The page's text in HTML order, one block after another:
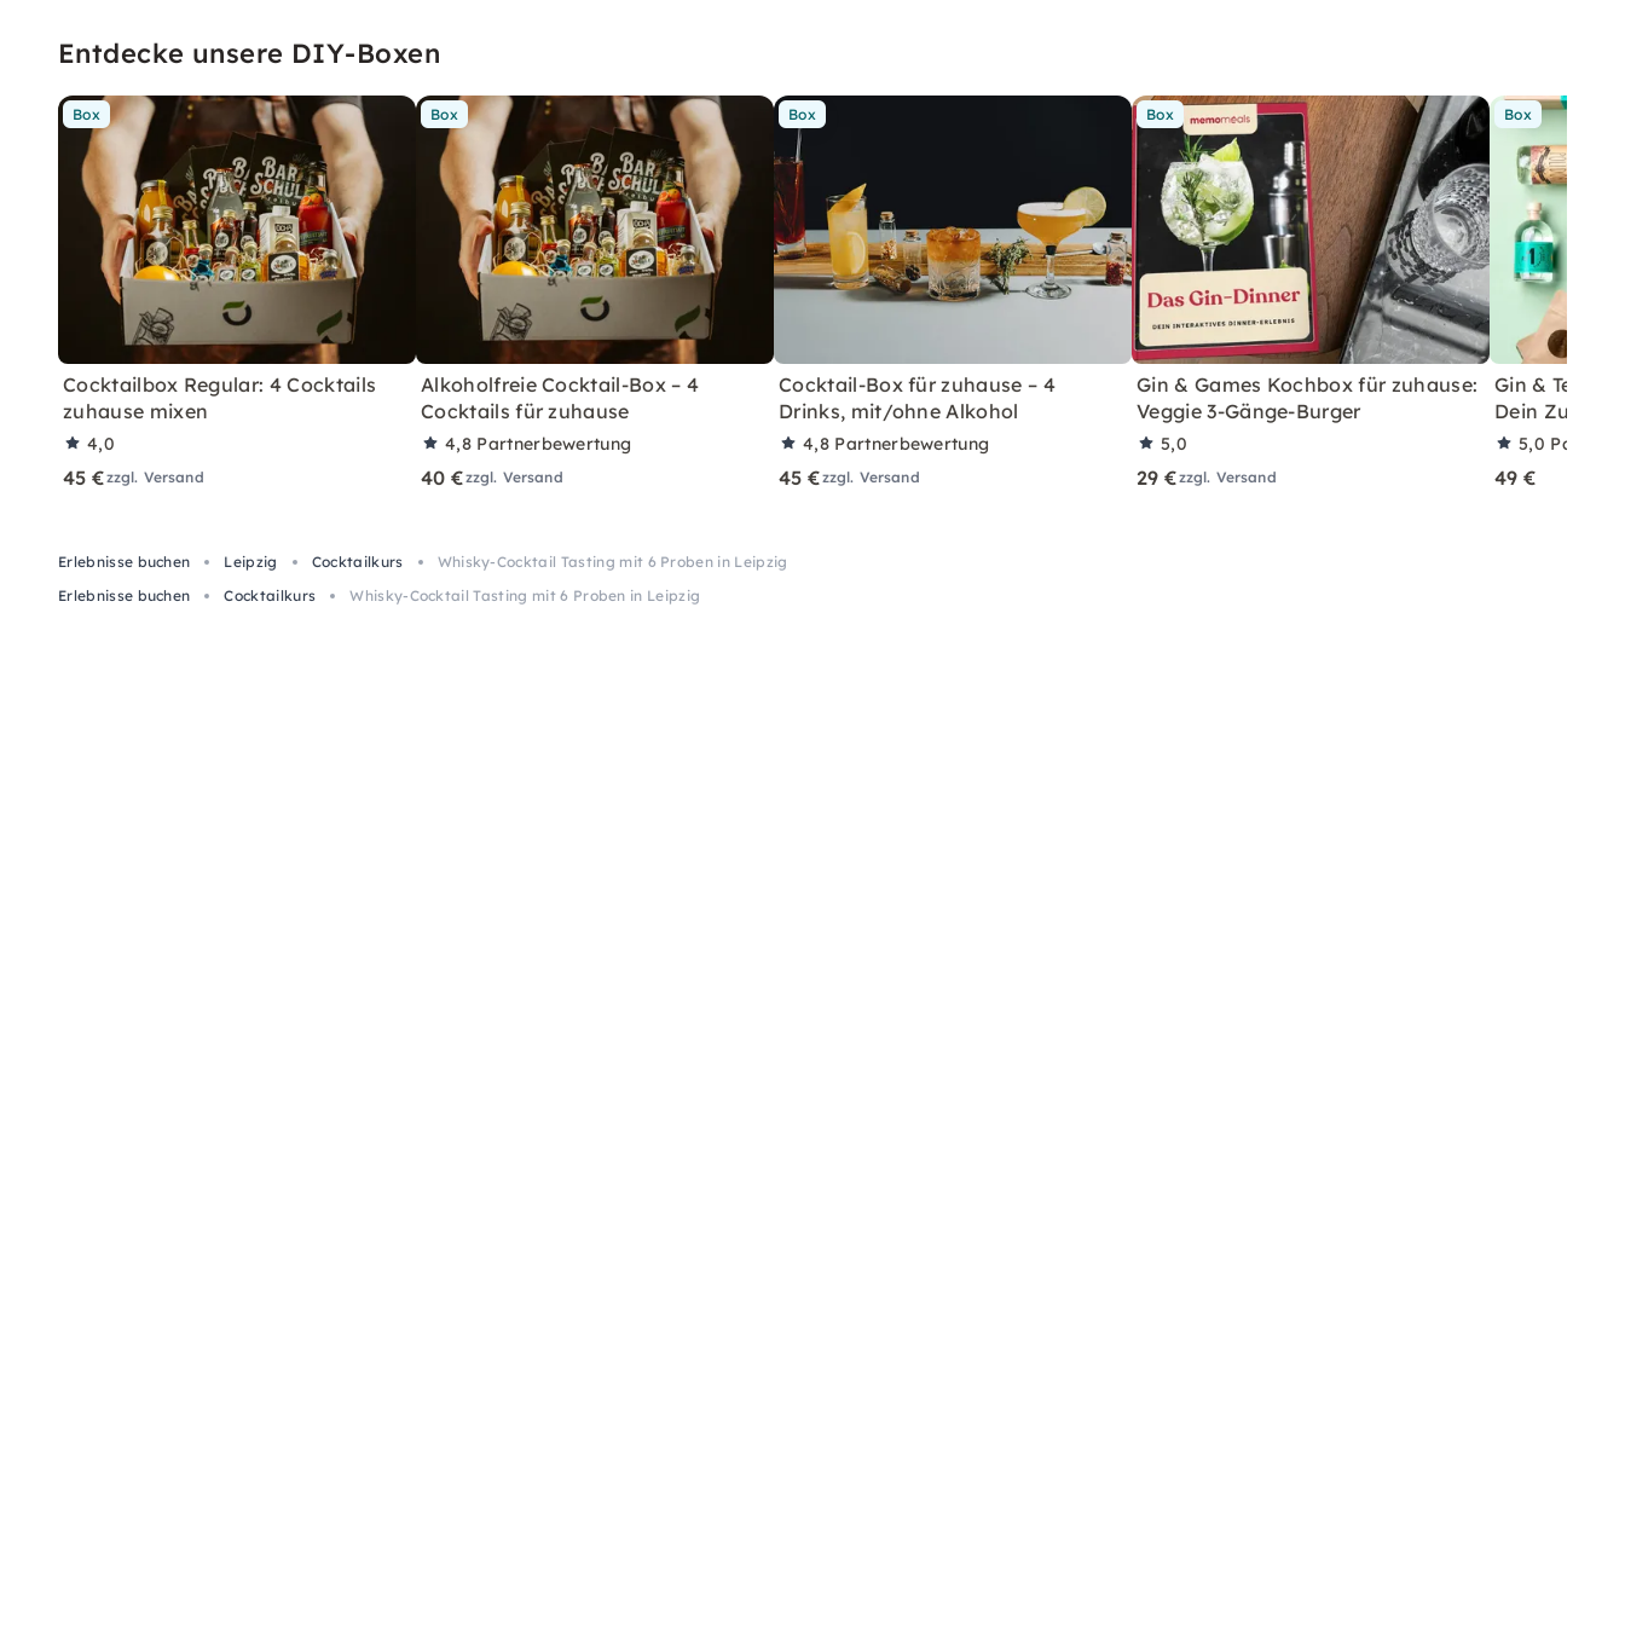
Entdecke unsere DIY-Boxen
Box
Cocktailbox Regular: 4 Cocktails
zuhause mixen
4,0
45 €zzgl. Versand
Box
Alkoholfreie Cocktail-Box – 4
Cocktails für zuhause
4,8 Partnerbewertung
40 €zzgl. Versand
Box
Cocktail-Box für zuhause – 4
Drinks, mit/ohne Alkohol
4,8 Partnerbewertung
45 €zzgl. Versand
Box
Gin & Games Kochbox für zuhause:
Veggie 3-Gänge-Burger
5,0
29 €zzgl. Versand
Box
Gin & Tea
Dein
5,0
49 €
Erlebnisse buchen Leipzig Cocktailkurs
Whisky-Cocktail Tasting mit 6 Proben in Leipzig
Erlebnisse buchen
Cocktailkurs Whisky-Cocktail Tasting mit 6 Proben in Leipzig